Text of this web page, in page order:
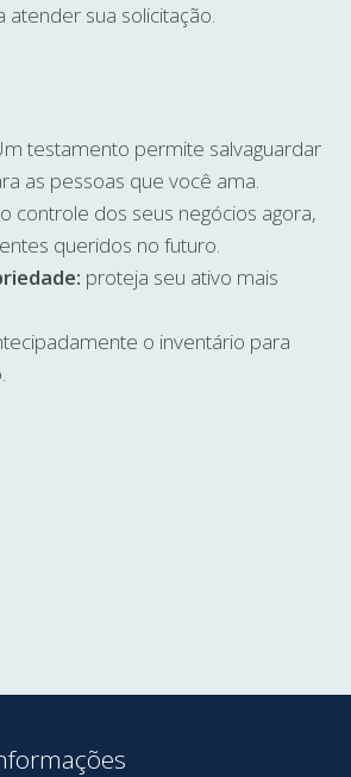
sua solicitação.
testamento permite salvaguardar
as pessoas que você ama.
controle dos seus negócios agora,
queridos no futuro.
proteja seu ativo mais
o inventário para